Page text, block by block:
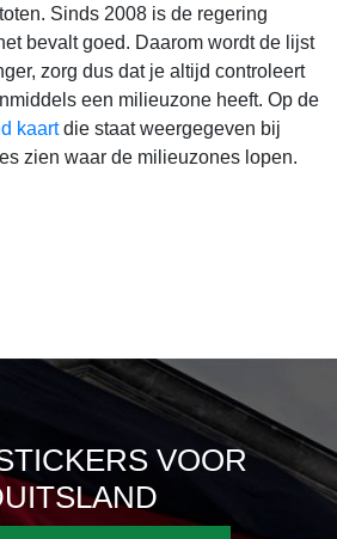
Sinds 2008 is de regering
bevalt goed. Daarom wordt de lijst
zorg dus dat je altijd controleert
een milieuzone heeft. Op de
kaartdie staat weergegeven bij
zien waar de milieuzones lopen.
VOOR